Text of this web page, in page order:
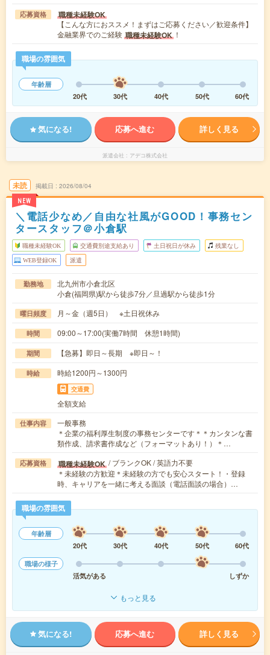
応募資格 職種未経験OK
【こんな方におススメ！まずはご応募ください／歓迎条件】
金融業界でのご経験 職種未経験OK ！
職場の雰囲気
年齢層
20代
30代 40代 50代 60代
気になる! 応募へ進む 詳しく見る
派遣会社 アデコ株式会社
未読
NEW
掲載日 2026/08/04
＼電話少なめ／自由な社風がGOOD！事務セン
タースタッフ＠小倉駅
職種未経験OK 交通費別途支給あり 土日祝日が休み 残業なし
WEB登録OK 派遣
勤務地
北九州市小倉北区
小倉(福岡県)駅から徒歩7分／旦過駅から徒歩1分
曜日頻度 月～金（週5日） ※土日祝休み
時間 09:00～17:00(実働7時間 休憩1時間)
期間 【急募】即日～長期 ※即日～！
時給 時給1200円～1300円
交通費
全額支給
仕事内容
一般事務
＊企業の福利厚生制度の事務センターです＊＊カンタンな書
類作成、請求書作成など（フォーマットあり！）＊…
応募資格 職種未経験OK / ブランクOK / 英語力不要
＊未経験の方歓迎＊未経験の方でも安心スタート！・登録
時、キャリアを一緒に考える面談（電話面談の場合）…
職場の雰囲気
年齢層
20代
30代 40代 50代
60代
職場の様子
活気がある
しずか
もっと見る
気になる! 応募へ進む 詳しく見る